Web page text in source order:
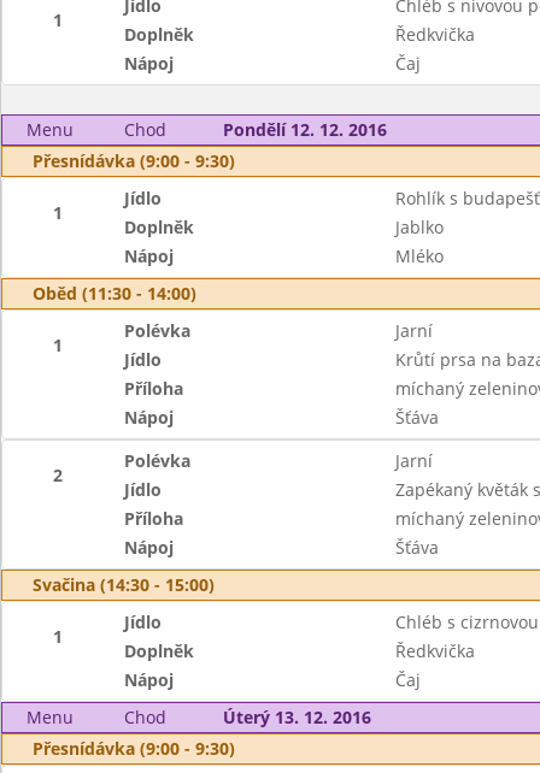
1
Jídlo
Chléb s nivovou
Doplněk
Ředkvička
Nápoj
Čaj
Menu Chod
Pondělí 12. 12. 2016
Přesnídávka (9:00 - 9:30)
1
Jídlo
Rohlík s
Doplněk
Jablko
Nápoj
Mléko
Oběd (11:30 - 14:00)
1
Polévka
Jarní
Jídlo
Krůtí prsa na
Příloha
míchaný
Nápoj
Šťáva
2
Polévka
Jarní
Jídlo
Zapékaný květák
Příloha
míchaný
Nápoj
Šťáva
Svačina (14:30 - 15:00)
1
Jídlo
Chléb s
Doplněk
Ředkvička
Nápoj
Čaj
Menu
Chod
Úterý 13. 12. 2016
Přesnídávka (9:00 - 9:30)